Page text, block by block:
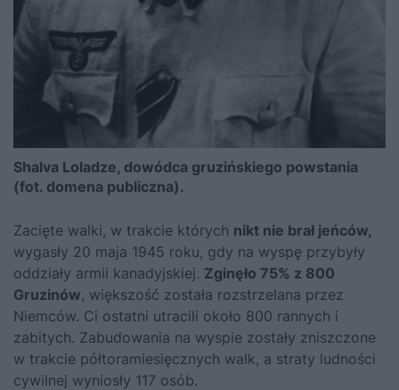
Shalva Loladze, dowódca gruzińskiego powstania
(fot. domena publiczna).
Zacięte walki, w trakcie których nikt nie brał jeńców,
wygasły 20 maja 1945 roku, gdy na wyspę przybyły
oddziały armii kanadyjskiej. Zginęło 75% z 800
Gruzinów, większość została rozstrzelana przez
Niemców. Ci ostatni utracili około 800 rannych i
zabitych. Zabudowania na wyspie zostały zniszczone
w trakcie półtoramiesięcznych walk, a straty ludności
cywilnej wyniosły 117 osób.